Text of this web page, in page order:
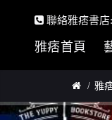
聯絡雅痞書店:
雅痞首頁
雅